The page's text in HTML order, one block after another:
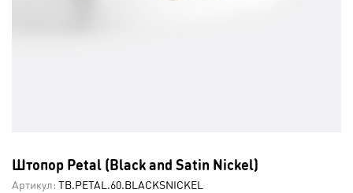
Штопор Petal (Black and Satin Nickel)
Артикул: TB.PETAL.60.BLACKSNICKEL